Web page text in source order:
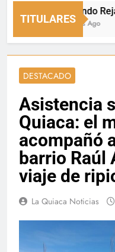
TITULARES
Fernando Rejal
15 Horas Ago
DESTACADO
Asistencia
Quiaca: el
acompañó
barrio Raúl
viaje de
La Quiaca Noticias